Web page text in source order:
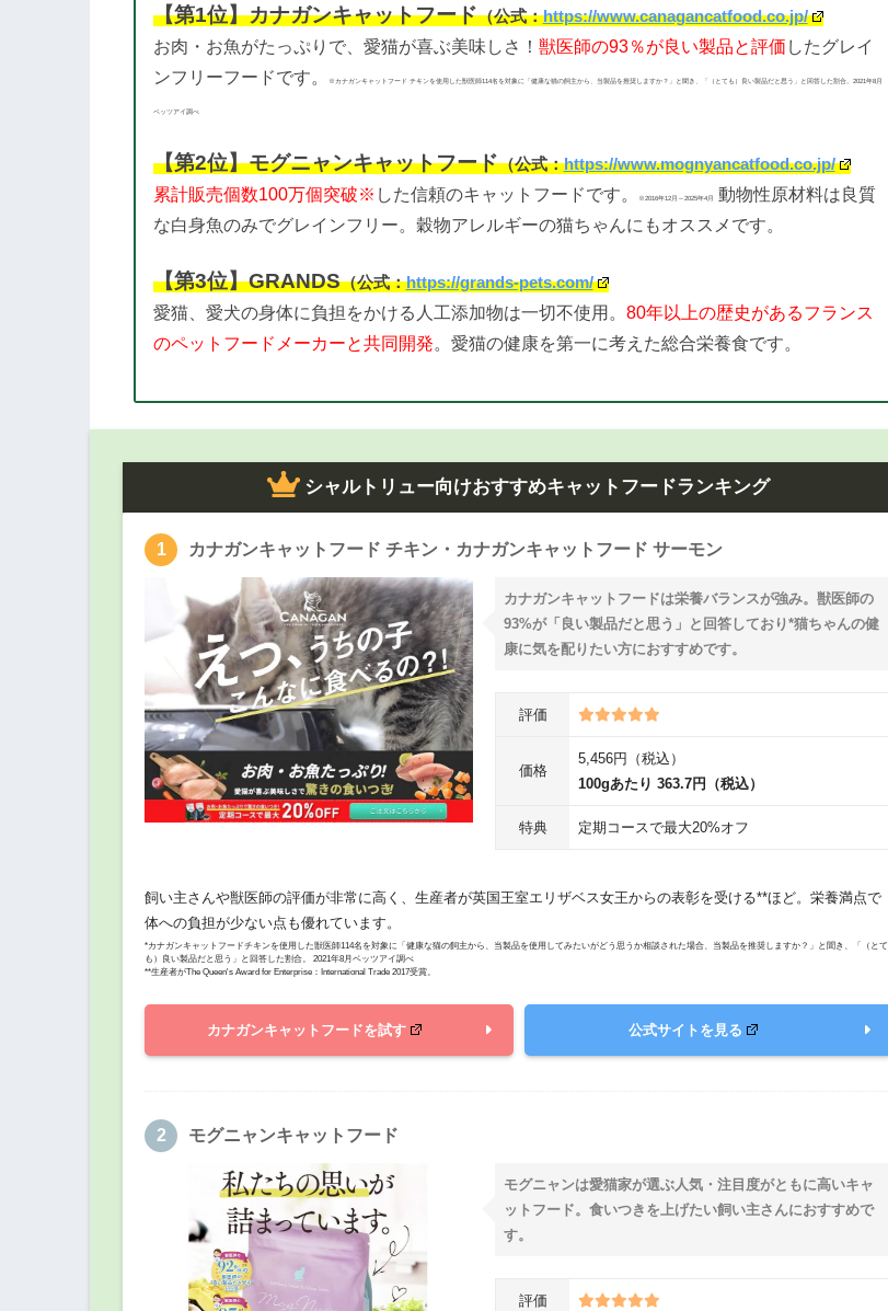
【第1位】カナガンキャットフード（公式：https://www.canagancatfood.co.jp/
お肉・お魚がたっぷりで、愛猫が喜ぶ美味しさ！ 獣医師の93％が良い製品と評価 したグレイ
ンフリーフードです。
※カナガンキャットフード チキンを使用した獣医師114名を対象に「健康な猫の飼主から、当製品を推奨しますか？」と聞き、「（とても）良い製品だと思う」と回答した割合。2021年8月
ベッツアイ調べ
【第2位】モグニャンキャットフード（公式：https://www.mognyancatfood.co.jp/
累計販売個数100万個突破※ した信頼のキャットフードです。 ※2016年12月～2025年4月
動物性原材料は良質
な白身魚のみでグレインフリー。穀物アレルギーの猫ちゃんにもオススメです。
【第3位】GRANDS（公式：https://grands-pets.com/
愛猫、愛犬の身体に負担をかける人工添加物は一切不使用。 80年以上の歴史があるフランス
のペットフードメーカーと共同開発。愛猫の健康を第一に考えた総合栄養食です。
シャルトリュー向けおすすめキャットフードランキング
カナガンキャットフード チキン・カナガンキャットフード サーモン
カナガンキャットフードは栄養バランスが強み。獣医師の
93%が「良い製品だと思う」と回答しており*猫ちゃんの健
康に気を配りたい方におすすめです。
評価
価格
5,456円（税込）
100gあたり 363.7円（税込）
特典 定期コースで最大20%オフ
飼い主さんや獣医師の評価が非常に高く、生産者が英国王室エリザベス女王からの表彰を受ける**ほど。栄養満点で
体への負担が少ない点も優れています。
*カナガンキャットフードチキンを使用した獣医師114名を対象に「健康な猫の飼主から、当製品を使用してみたいがどう思うか相談された場合、当製品を推奨しますか？」と聞き、「（とて
も）良い製品だと思う」と回答した割合。 2021年8月ベッツアイ調べ
**生産者がThe Queen's Award for Enterprise：International Trade 2017受賞。
カナガンキャットフードを試す 公式サイトを見る
モグニャンキャットフード
モグニャンは愛猫家が選ぶ人気・注目度がともに高いキャ
ットフード。食いつきを上げたい飼い主さんにおすすめで
す。
評価